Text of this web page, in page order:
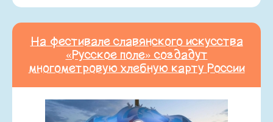
На фестивале славянского искусства
«Русское поле» создадут
многометровую хлебную карту России